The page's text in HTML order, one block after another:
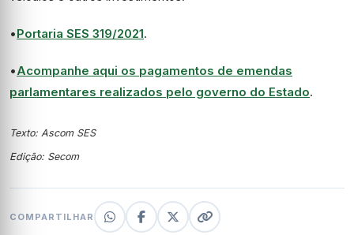
•Portaria SES 319/2021.
•Acompanhe aqui os pagamentos de emendas
parlamentares realizados pelo governo do Estado.
Texto: Ascom SES
Edição: Secom
COMPARTILHAR